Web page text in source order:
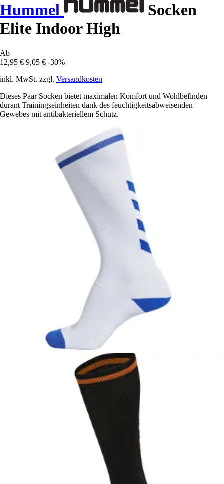
Hummel
Socken
Elite Indoor High
Ab
12,95 € 9,05 € -30%
inkl. MwSt. zzgl. Versandkosten
Dieses Paar Socken bietet maximalen Komfort und Wohlbefinden
durant Trainingseinheiten dank des feuchtigkeitsabweisenden
Gewebes mit antibakteriellem Schutz.